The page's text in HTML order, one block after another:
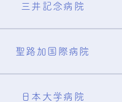
三井記念病院
聖路加国際病院
日本大学病院